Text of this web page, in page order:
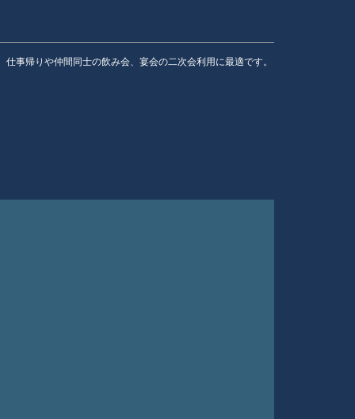
事帰りや仲間同士の飲み会、宴会の二次会利用に最適です。